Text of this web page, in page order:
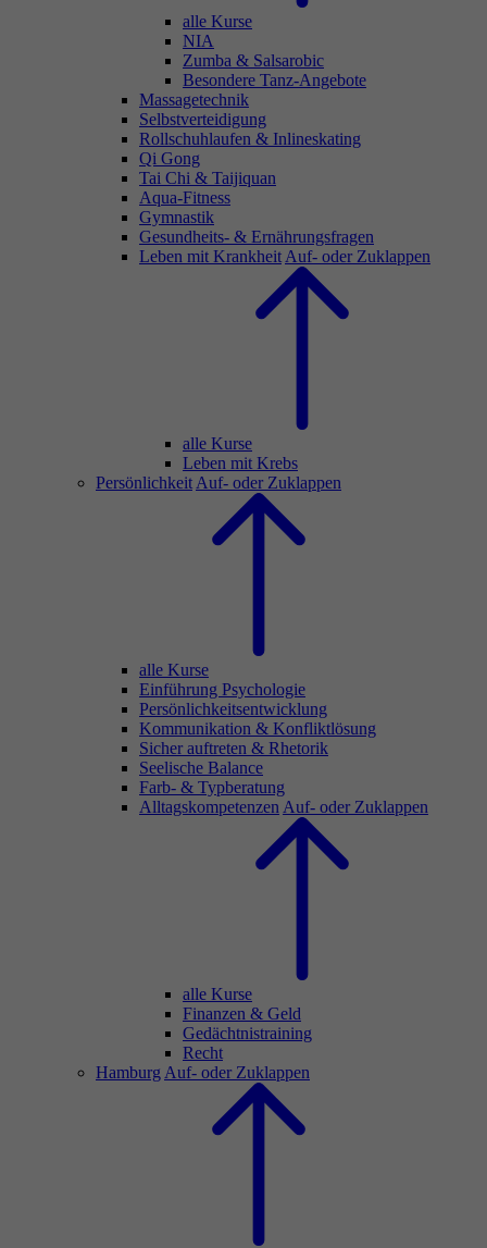
alle Kurse
NIA
Zumba & Salsarobic
Besondere Tanz-Angebote
Massagetechnik
Selbstverteidigung
Rollschuhlaufen & Inlineskating
Qi Gong
Tai Chi & Taijiquan
Aqua-Fitness
Gymnastik
Gesundheits- & Ernährungsfragen
Leben mit Krankheit Auf- oder Zuklappen
alle Kurse
Leben mit Krebs
Persönlichkeit Auf- oder Zuklappen
alle Kurse
Einführung Psychologie
Persönlichkeitsentwicklung
Kommunikation & Konfliktlösung
Sicher auftreten & Rhetorik
Seelische Balance
Farb- & Typberatung
Alltagskompetenzen Auf- oder Zuklappen
alle Kurse
Finanzen & Geld
Gedächtnistraining
Recht
Hamburg Auf- oder Zuklappen